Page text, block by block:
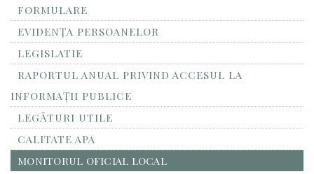
FORMULARE
EVIDENȚA PERSOANELOR
LEGISLATIE
RAPORTUL ANUAL PRIVIND ACCESUL LA
INFORMAŢII PUBLICE
LEGĂTURI UTILE
CALITATE APA
MONITORUL OFICIAL LOCAL